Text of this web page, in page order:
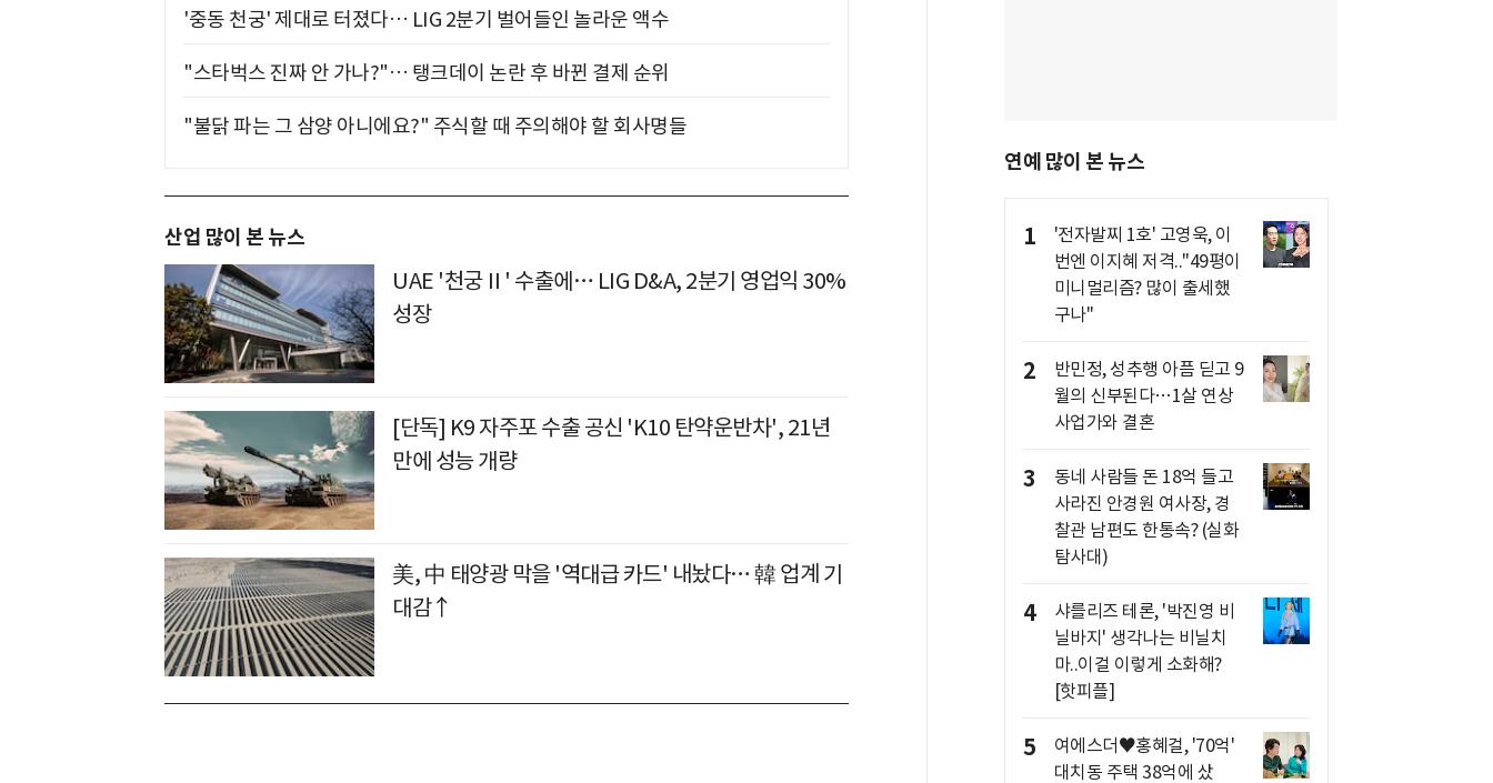
'중동 천궁' 제대로 터졌다… LIG 2분기 벌어들인 놀라운 액수
"스타벅스 진짜 안 가나?"… 탱크데이 논란 후 바뀐 결제 순위
"불닭 파는 그 삼양 아니에요?" 주식할 때 주의해야 할 회사명들
산업 많이 본 뉴스
UAE '천궁Ⅱ' 수출에… LIG D&A, 2분기 영업익 30%
성장
[단독] K9 자주포 수출 공신 'K10 탄약운반차', 21년
만에 성능 개량
美, 中 태양광 막을 '역대급 카드' 내놨다… 韓 업계 기
대감↑
연예 많이 본 뉴스
1
'전자발찌 1호' 고영욱, 이
번엔 이지혜 저격.."49평이
미니멀리즘? 많이 출세했
구나"
2
반민정, 성추행 아픔 딛고 9
월의 신부된다…1살 연상
사업가와 결혼
3
동네 사람들 돈 18억 들고
사라진 안경원 여사장, 경
찰관 남편도 한통속? (실화
탐사대)
4
샤를리즈 테론, '박진영 비
닐바지' 생각나는 비닐치
마..이걸 이렇게 소화해?
[핫피플]
5
여에스더♥홍혜걸, '70억'
대치동 주택 38억에 샀